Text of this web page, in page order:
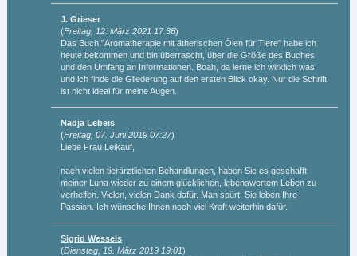
J. Grieser
(Freitag, 12. März 2021 17:38)
Das Buch "Aromatherapie mit ätherischen Ölen für Tiere" habe ich
heute bekommen und bin überrascht, über die Größe des Buches
und den Umfang an Informationen. Boah, da lerne ich wirklich was
und ich finde die Gliederung auf den ersten Blick okay. Nur die Schrift
ist nicht ideal für meine Augen.
Nadja Lebeis
(Freitag, 07. Juni 2019 07:27)
Liebe Frau Leikauf,
nach vielen tierärztlichen Behandlungen, haben Sie es geschafft
meiner Luna wieder zu einem glücklichen, lebenswertem Leben zu
verhelfen. Vielen, vielen Dank dafür. Man spürt, Sie leben Ihre
Passion. Ich wünsche Ihnen noch viel Kraft weiterhin dafür.
Sigrid Wessels
(Dienstag, 19. März 2019 19:01)